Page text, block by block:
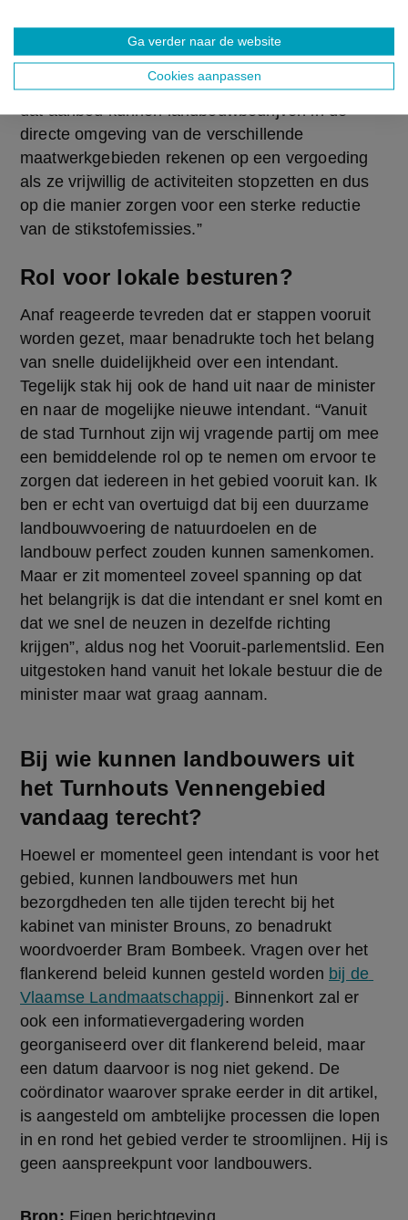
Ga verder naar de website
Cookies aanpassen
“Er was vanuit de landbouwsector de duidelijke
vraag om aanspraak te kunnen maken op het
flankerend beleid dat er vanuit Vlaanderen is. Via
dat aanbod kunnen landbouwbedrijven in de
directe omgeving van de verschillende
maatwerkgebieden rekenen op een vergoeding
als ze vrijwillig de activiteiten stopzetten en dus
op die manier zorgen voor een sterke reductie
van de stikstofemissies.”
Rol voor lokale besturen?
Anaf reageerde tevreden dat er stappen vooruit
worden gezet, maar benadrukte toch het belang
van snelle duidelijkheid over een intendant.
Tegelijk stak hij ook de hand uit naar de minister
en naar de mogelijke nieuwe intendant. “Vanuit
de stad Turnhout zijn wij vragende partij om mee
een bemiddelende rol op te nemen om ervoor te
zorgen dat iedereen in het gebied vooruit kan. Ik
ben er echt van overtuigd dat bij een duurzame
landbouwvoering de natuurdoelen en de
landbouw perfect zouden kunnen samenkomen.
Maar er zit momenteel zoveel spanning op dat
het belangrijk is dat die intendant er snel komt en
dat we snel de neuzen in dezelfde richting
krijgen”, aldus nog het Vooruit-parlementslid. Een
uitgestoken hand vanuit het lokale bestuur die de
minister maar wat graag aannam.
Bij wie kunnen landbouwers uit
het Turnhouts Vennengebied
vandaag terecht?
Hoewel er momenteel geen intendant is voor het
gebied, kunnen landbouwers met hun
bezorgdheden ten alle tijden terecht bij het
kabinet van minister Brouns, zo benadrukt
woordvoerder Bram Bombeek. Vragen over het
flankerend beleid kunnen gesteld worden bij de
Vlaamse Landmaatschappij. Binnenkort zal er
ook een informatievergadering worden
georganiseerd over dit flankerend beleid, maar
een datum daarvoor is nog niet gekend. De
coördinator waarover sprake eerder in dit artikel,
is aangesteld om ambtelijke processen die lopen
in en rond het gebied verder te stroomlijnen. Hij is
geen aanspreekpunt voor landbouwers.